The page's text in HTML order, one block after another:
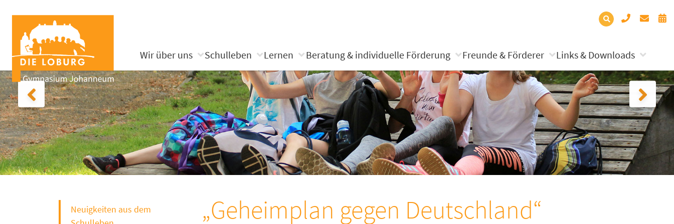
Wir über uns Schulleben Lernen Beratung & individuelle Förderung Freunde & Förderer Links & Downloads
Neuigkeiten aus dem
„Geheimplan gegen Deutschland“